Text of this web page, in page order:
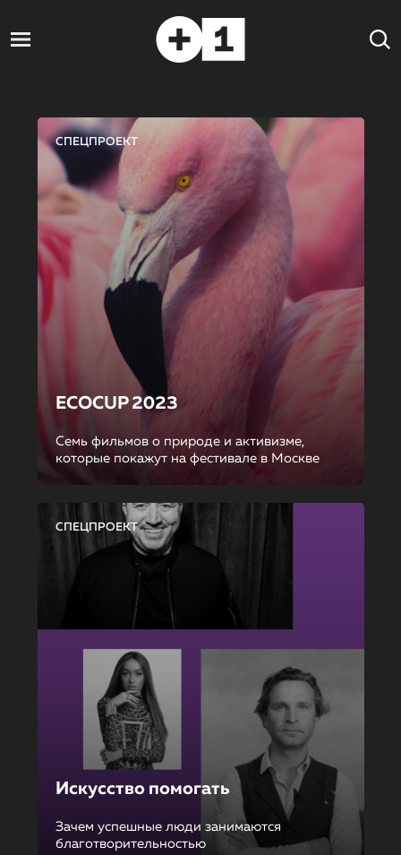
СПЕЦПРОЕКТ
ECOCUP 2023
Семь фильмов о природе и активизме,
которые покажут на фестивале в Москве
СПЕЦПРОЕКТ
Искусство помогать
Зачем успешные люди занимаются
благотворительностью